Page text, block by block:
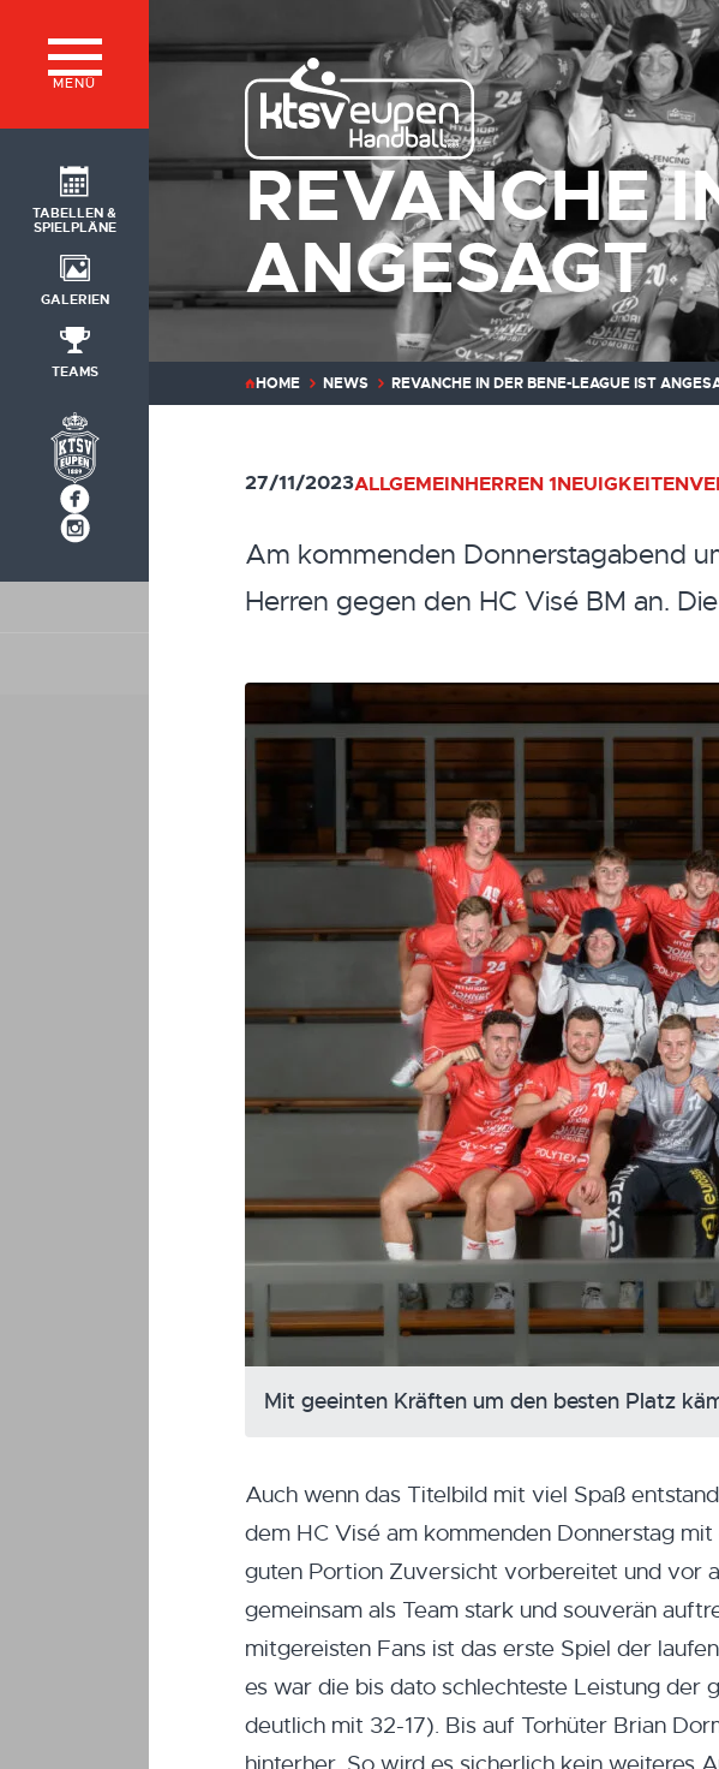
MENÜ
TABELLEN &
SPIELPLÄNE
GALERIEN
TEAMS
REVANCHE
ANGESAGT
HOME NEWS REVANCHE IN DER BENE-LEAGUE IST
27/11/2023ALLGEMEINHERREN 1NEUIGKEITEN
Am kommenden Donnerstagabend
Herren gegen den HC Visé BM an.
Mit geeinten Kräften um den besten Platz
Auch wenn das Titelbild mit viel Spaß
dem HC Visé am kommenden Donnerstag
guten Portion Zuversicht vorbereitet und vor
gemeinsam als Team stark und souverän
mitgereisten Fans ist das erste Spiel der
es war die bis dato schlechteste Leistung der
deutlich mit 32-17). Bis auf Torhüter Brian